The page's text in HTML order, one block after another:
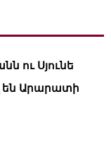
ու Սյունե
են Արարատի